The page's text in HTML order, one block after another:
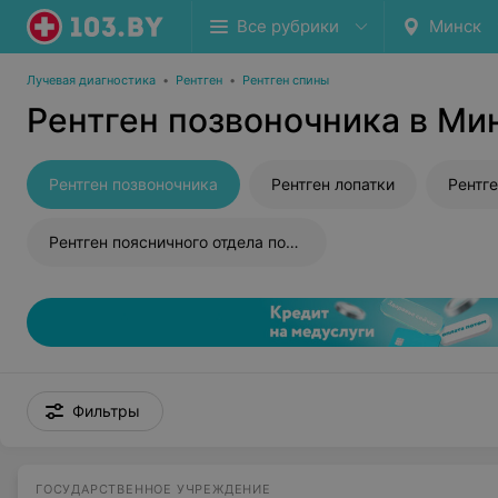
Все рубрики Минск
Лучевая диагностика • Рентген • Рентген спины
Рентген позвоночника в
Рентген позвоночника Рентген лопатки
Рентген поясничного отдела позвоночника
Фильтры
ГОСУДАРСТВЕННОЕ УЧРЕЖДЕНИЕ